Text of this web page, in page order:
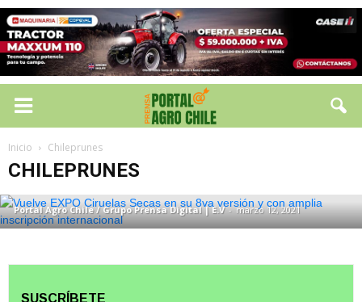
Inicio Chileprunes
CHILEPRUNES
Vuelve EXPO Ciruelas Secas en su 8va
versión y con amplia inscripción
Portal Agro Chile / Grupo Prensa Digital | E.V - marzo 12, 2021
SUSCRÍBETE